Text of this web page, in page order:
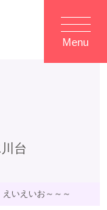
Menu
台
えいえいお～～～